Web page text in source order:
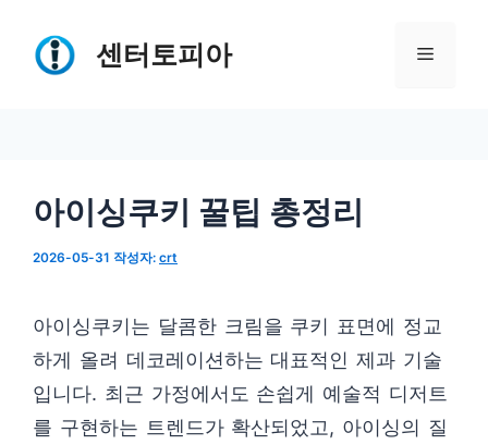
센터토피아 메
아이싱쿠키 꿀팁 총정리
2026-05-31 작성자: crt
아이싱쿠키는 달콤한 크림을 쿠키 표면에 정교
하게 올려 데코레이션하는 대표적인 제과 기술
입니다. 최근 가정에서도 손쉽게 예술적 디저트
를 구현하는 트렌드가 확산되었고, 아이싱의 질